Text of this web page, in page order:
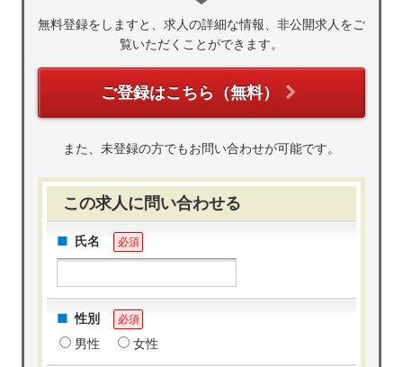
無料登録をしますと、求人の詳細な情報、非公開求人をご
覧いただくことができます。
ご登録はこちら（無料）
また、未登録の方でもお問い合わせが可能です。
この求人に問い合わせる
氏名 必須
性別 必須
男性 女性